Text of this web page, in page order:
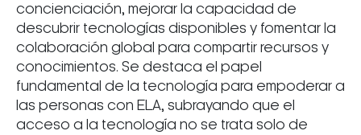
concienciación, mejorar la capacidad de
descubrir tecnologías disponibles y fomentar la
colaboración global para compartir recursos y
conocimientos. Se destaca el papel
fundamental de la tecnología para empoderar a
las personas con ELA, subrayando que el
acceso a la tecnología no se trata solo de